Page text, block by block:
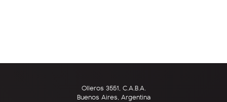
Olleros 3551, C.A.B.A.
Buenos Aires, Argentina